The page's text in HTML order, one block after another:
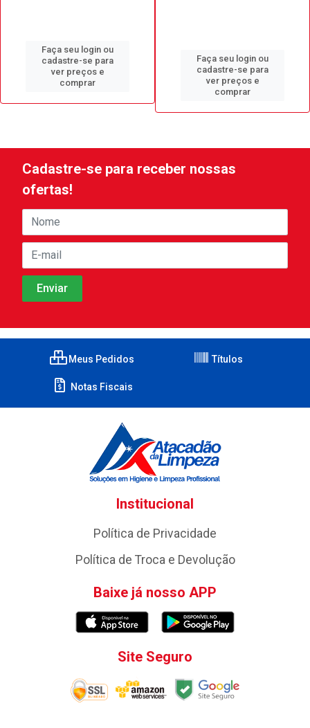
Faça seu login ou
cadastre-se para
ver preços e
comprar
Faça seu login ou
cadastre-se para
ver preços e
comprar
Cadastre-se para receber nossas
ofertas!
Meus Pedidos Títulos
Notas Fiscais
Institucional
Política de Privacidade
Política de Troca e Devolução
Baixe já nosso APP
Site Seguro